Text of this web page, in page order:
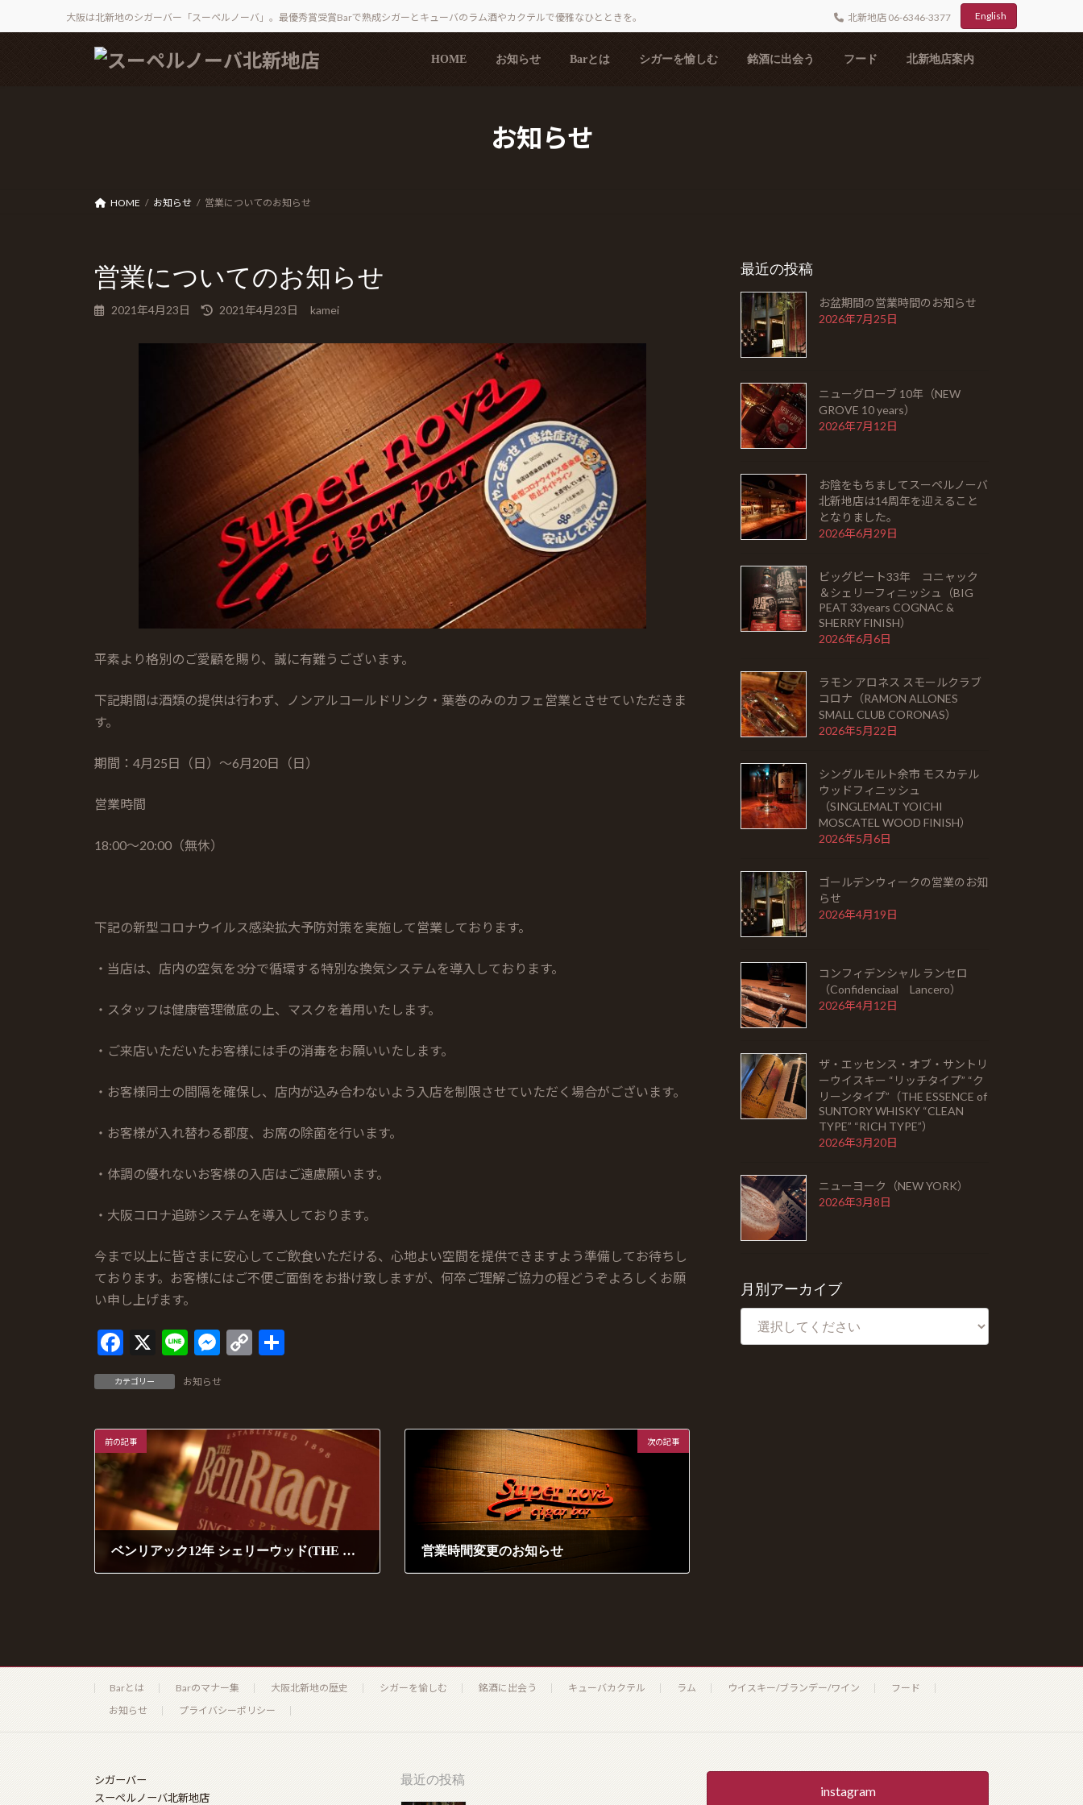
大阪は北新地のシガーバー「スーペルノーバ」。最優秀賞受賞Barで熟成シガーとキューバのラム酒やカクテルで優雅なひとときを。 北新地店 06-6346-3377 English
HOME お知らせ Barとは シガーを愉しむ 銘酒に出会う フード 北新地店案内
お知らせ
HOME お知らせ 営業についてのお知らせ
営業についてのお知らせ
2021年4月23日
最
更
新
:
2021年4月23日 kamei
平素より格別のご愛顧を賜り、誠に有難うございます。
下記期間は酒類の提供は行わず、ノンアルコールドリンク・葉巻のみのカフェ営業とさせていただきま
す。
期間：4月25日（日）～6月20日（日）
営業時間
18:00～20:00（無休）
下記の新型コロナウイルス感染拡大予防対策を実施して営業しております。
・当店は、店内の空気を3分で循環する特別な換気システムを導入しております。
・スタッフは健康管理徹底の上、マスクを着用いたします。
・ご来店いただいたお客様には手の消毒をお願いいたします。
・お客様同士の間隔を確保し、店内が込み合わないよう入店を制限させていただく場合がございます。
・お客様が入れ替わる都度、お席の除菌を行います。
・体調の優れないお客様の入店はご遠慮願います。
・大阪コロナ追跡システムを導入しております。
今まで以上に皆さまに安心してご飲食いただける、心地よい空間を提供できますよう準備してお待ちし
ております。お客様にはご不便ご面倒をお掛け致しますが、何卒ご理解ご協力の程どうぞよろしくお願
い申し上げます。
F
ac
e
o
o
k
X
Li
e
M
g
er
C
Li
n
k
カテゴリー お知らせ
前の記事
ベンリアック12年 シェリーウッド(THE BENRIACH 12years SHERRY WOOD)
次の記事
営業時間変更のお知らせ
最近の投稿
お盆期間の営業時間のお知らせ
2026年7月25日
ニューグローブ 10年（NEW
GROVE 10 years）
2026年7月12日
お陰をもちましてスーペルノーバ
北新地店は14周年を迎えること
となりました。
2026年6月29日
ビッグピート33年 コニャック
＆シェリーフィニッシュ（BIG
PEAT 33years COGNAC &
SHERRY FINISH）
2026年6月6日
ラモン アロネス スモールクラブ
コロナ（RAMON ALLONES
SMALL CLUB CORONAS）
2026年5月22日
シングルモルト余市 モスカテル
ウッドフィニッシュ
（SINGLEMALT YOICHI
MOSCATEL WOOD FINISH）
2026年5月6日
ゴールデンウィークの営業のお知
らせ
2026年4月19日
コンフィデンシャル ランセロ
（Confidenciaal Lancero）
2026年4月12日
ザ・エッセンス・オブ・サントリ
ーウイスキー “リッチタイプ” “ク
リーンタイプ”（THE ESSENCE of
SUNTORY WHISKY “CLEAN
TYPE” “RICH TYPE”）
2026年3月20日
ニューヨーク（NEW YORK）
2026年3月8日
月別アーカイブ
Barとは Barのマナー集 大阪北新地の歴史 シガーを愉しむ 銘酒に出会う キューバカクテル ラム ウイスキー/ブランデー/ワイン
フード
お知らせ
プライバシーポリシー
シガーバー
スーペルノーバ北新地店
最近の投稿
instagram